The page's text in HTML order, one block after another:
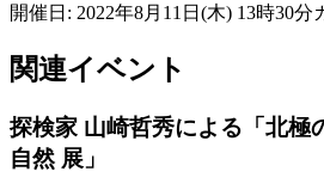
開催日: 2022年8月11日(木) 13時30分
関連イベント
探検家 山崎哲秀による「北極
自然 展」